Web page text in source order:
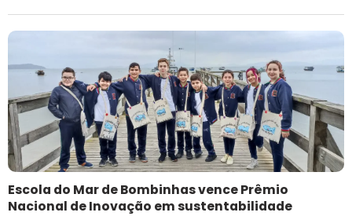
Escola do Mar de Bombinhas vence Prêmio
Nacional de Inovação em sustentabilidade